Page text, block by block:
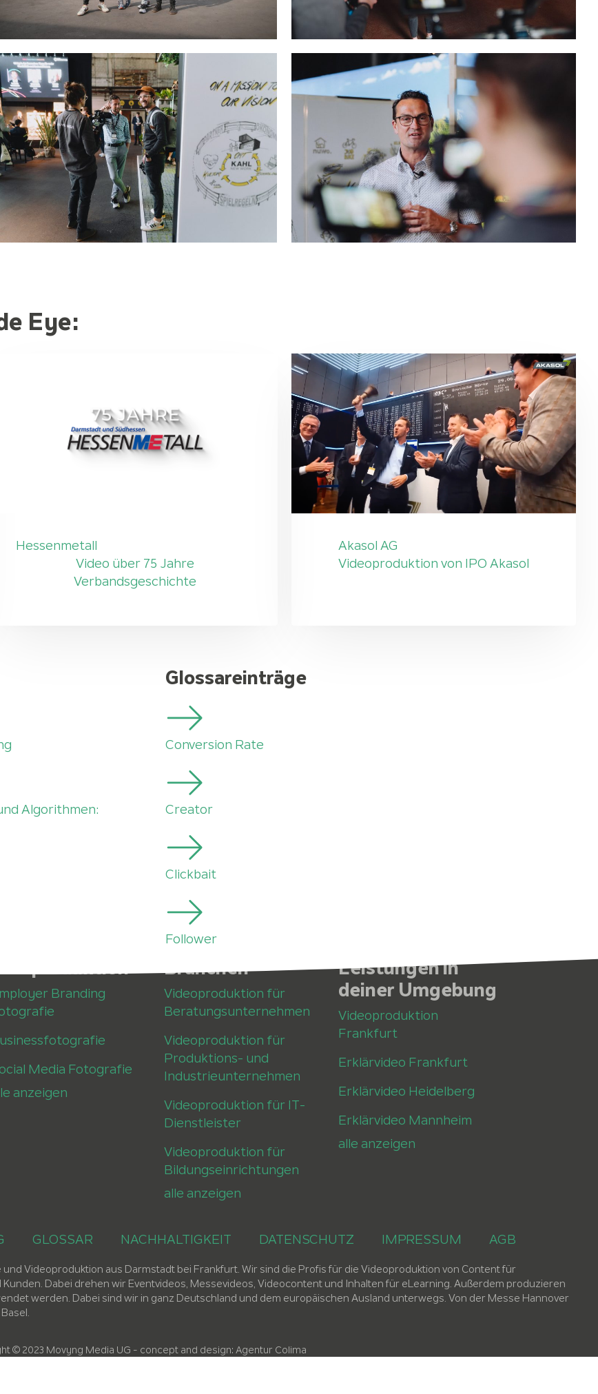
Eye:
Hessenmetall
Video über 75 Jahre
Verbandsgeschichte
Akasol AG
Videoproduktion von IPO Akasol
Algorithmen:
Glossareinträge
Conversion Rate
Creator
Clickbait
Follower
Fotoproduktion
Branding
Media Fotografie
anzeigen
Branchen
Videoproduktion für
Beratungsunternehmen
Videoproduktion für
Produktions- und
Industrieunternehmen
Videoproduktion für IT-
Dienstleister
Videoproduktion für
Bildungseinrichtungen
alle anzeigen
Leistungen in
deiner Umgebung
Videoproduktion
Frankfurt
Erklärvideo Frankfurt
Erklärvideo Heidelberg
Erklärvideo Mannheim
alle anzeigen
GLOSSAR NACHHALTIGKEIT DATENSCHUTZ IMPRESSUM AGB
Videoproduktion aus Darmstadt bei Frankfurt. Wir sind die Profis für die Videoproduktion von Content für
Dabei drehen wir Eventvideos, Messevideos, Videocontent und Inhalten für eLearning. Außerdem produzieren
werden. Dabei sind wir in ganz Deutschland und dem europäischen Ausland unterwegs. Von der Messe Hannover
© 2023 Movyng Media UG - concept and design: Agentur Colima